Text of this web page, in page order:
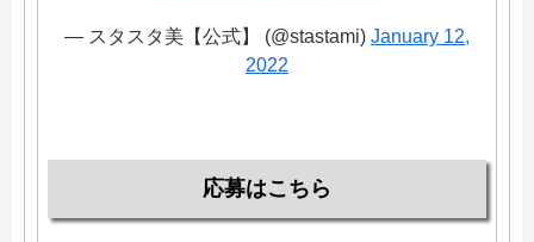
— スタスタ美【公式】 (@stastami) January 12,
2022
応募はこちら